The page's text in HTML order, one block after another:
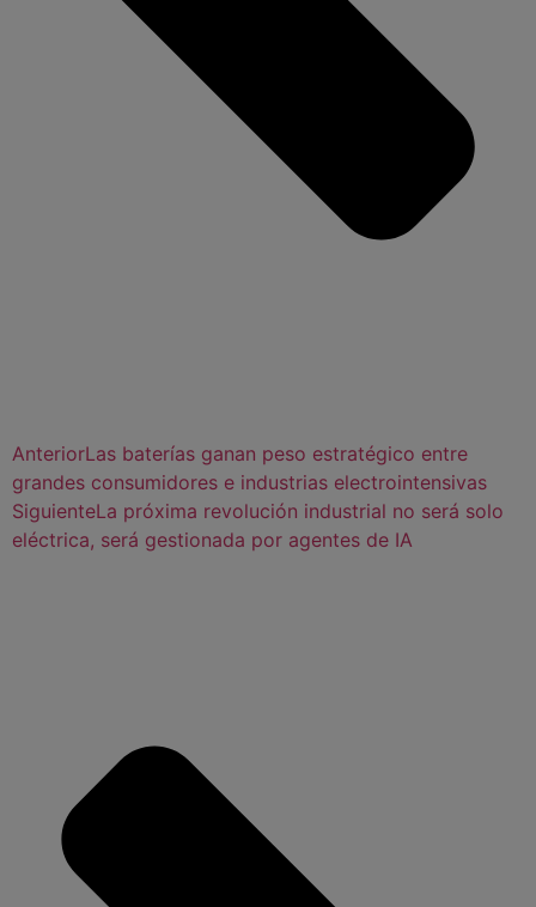
AnteriorLas baterías ganan peso estratégico entre
grandes consumidores e industrias electrointensivas
SiguienteLa próxima revolución industrial no será solo
eléctrica, será gestionada por agentes de IA